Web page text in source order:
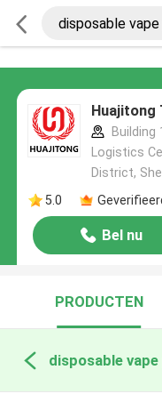
Huajitong
Logistics
District,
5.0
Bel nu
PRODUCTEN
disposable